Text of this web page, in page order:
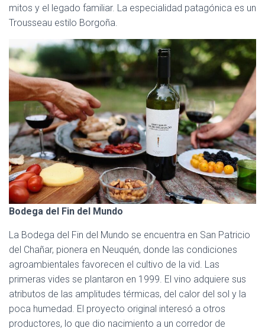
mitos y el legado familiar. La especialidad patagónica es un
Trousseau estilo Borgoña.
Bodega del Fin del Mundo
La Bodega del Fin del Mundo se encuentra en San Patricio
del Chañar, pionera en Neuquén, donde las condiciones
agroambientales favorecen el cultivo de la vid. Las
primeras vides se plantaron en 1999. El vino adquiere sus
atributos de las amplitudes térmicas, del calor del sol y la
poca humedad. El proyecto original interesó a otros
productores, lo que dio nacimiento a un corredor de